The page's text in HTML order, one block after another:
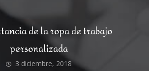
de la ropa de trabajo
personalizada
3 diciembre, 2018